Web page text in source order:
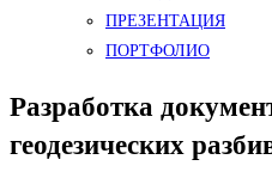
ПРЕЗЕНТАЦИЯ
ПОРТФОЛИО
Разработка
геодезических